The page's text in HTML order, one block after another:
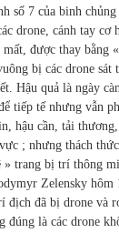
số 7 của binh
drone, cánh tay cơ
mất, được thay bằng
bị các drone sát
Hậu quả là ngày
tiếp tế nhưng vẫn
hậu cần, tải
; nhưng thách
» trang bị trí thông
Zelensky hôm
địch đã bị drone và
đúng là các drone